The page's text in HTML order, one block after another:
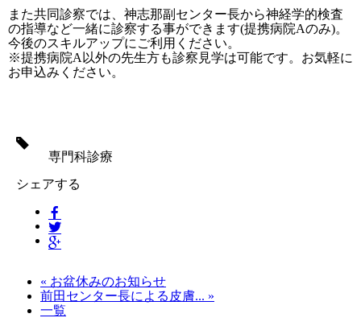
また共同診察では、神志那副センター長から神経学的検査
の指導など一緒に診察する事ができます(提携病院Aのみ)。
今後のスキルアップにご利用ください。
※提携病院A以外の先生方も診察見学は可能です。お気軽に
お申込みください。
専門科診療
シェアする
« お盆休みのお知らせ
前田センター長による皮膚... »
一覧